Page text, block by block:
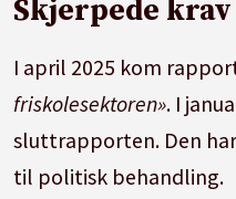
Skjerpede
I april 2025 kom
friskolesektoren». I
sluttrapporten. Den
til politisk behandling.